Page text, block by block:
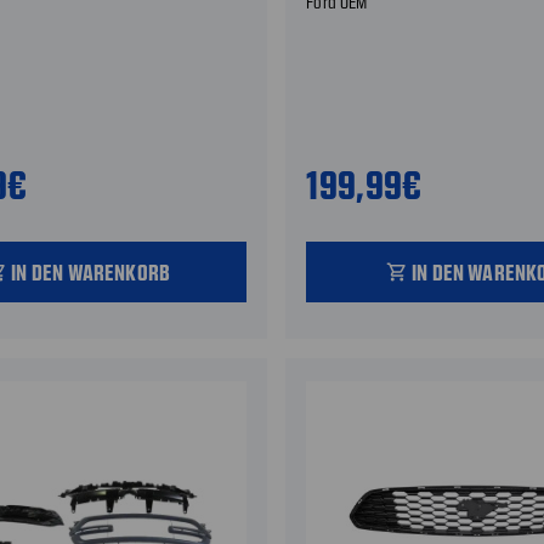
IN DEN WARENKORB
199,99€
shopping_cart IN DEN